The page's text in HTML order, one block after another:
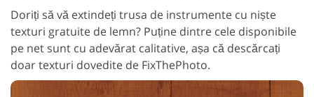
Doriți să vă extindeți trusa de instrumente cu niște
texturi gratuite de lemn? Puține dintre cele disponibile
pe net sunt cu adevărat calitative, așa că descărcați
doar texturi dovedite de FixThePhoto.